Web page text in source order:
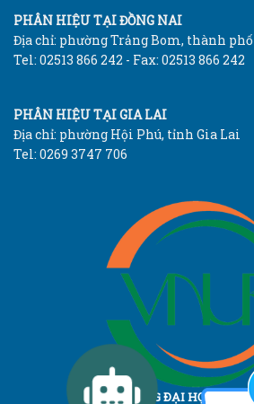
PHÂN HIỆU TẠI ĐỒNG NAI
Địa chỉ: phường Trảng Bom, thành
Tel: 02513 866 242 - Fax: 02513 866 242
PHÂN HIỆU TẠI GIA LAI
Địa chỉ: phường Hội Phú, tỉnh Gia Lai
Tel: 0269 3747 706
TRƯỜNG ĐẠI HỌC LÂM